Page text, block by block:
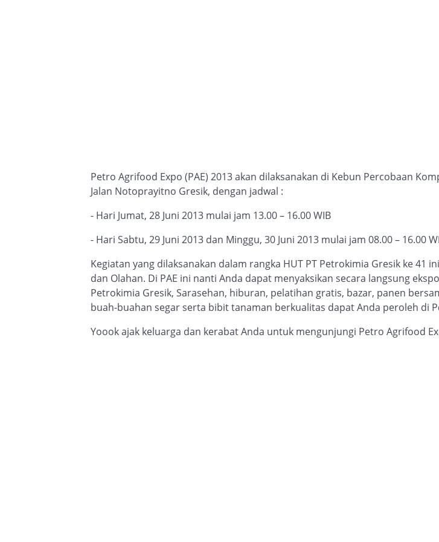
Petro Agrifood Expo (PAE) 2013 akan dilaksanakan di Kebun Percobaan
Jalan Notoprayitno Gresik, dengan jadwal :
- Hari Jumat, 28 Juni 2013 mulai jam 13.00 – 16.00 WIB
- Hari Sabtu, 29 Juni 2013 dan Minggu, 30 Juni 2013 mulai jam 08.00 – 16.00
Kegiatan yang dilaksanakan dalam rangka HUT PT Petrokimia Gresik ke 41
dan Olahan. Di PAE ini nanti Anda dapat menyaksikan secara langsung
Petrokimia Gresik, Sarasehan, hiburan, pelatihan gratis, bazar, panen
buah-buahan segar serta bibit tanaman berkualitas dapat Anda peroleh di
Yoook ajak keluarga dan kerabat Anda untuk mengunjungi Petro Agrifood